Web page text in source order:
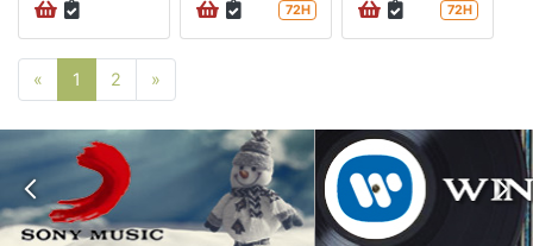
72H 72H
« Poprzednia strona
1 2 »